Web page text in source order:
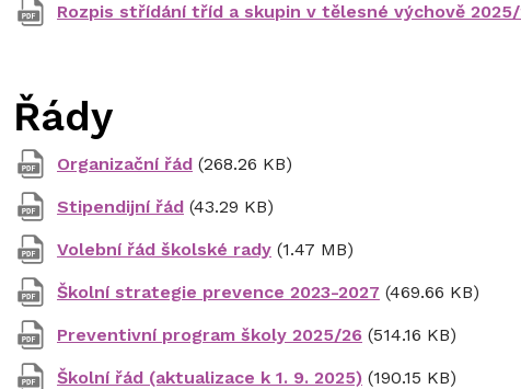
Rozpis střídání tříd a skupin v tělesné výchově 2025/
Řády
Organizační řád (268.26 KB)
Stipendijní řád (43.29 KB)
Volební řád školské rady (1.47 MB)
Školní strategie prevence 2023-2027 (469.66 KB)
Preventivní program školy 2025/26 (514.16 KB)
Školní řád (aktualizace k 1. 9. 2025) (190.15 KB)